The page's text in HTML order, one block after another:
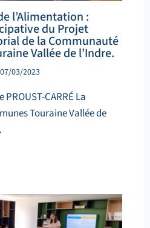
l’Alimentation :
du Projet
de la Communauté
Vallée de l’Indre.
07/03/2023
CARRÉ La
Touraine Vallée de